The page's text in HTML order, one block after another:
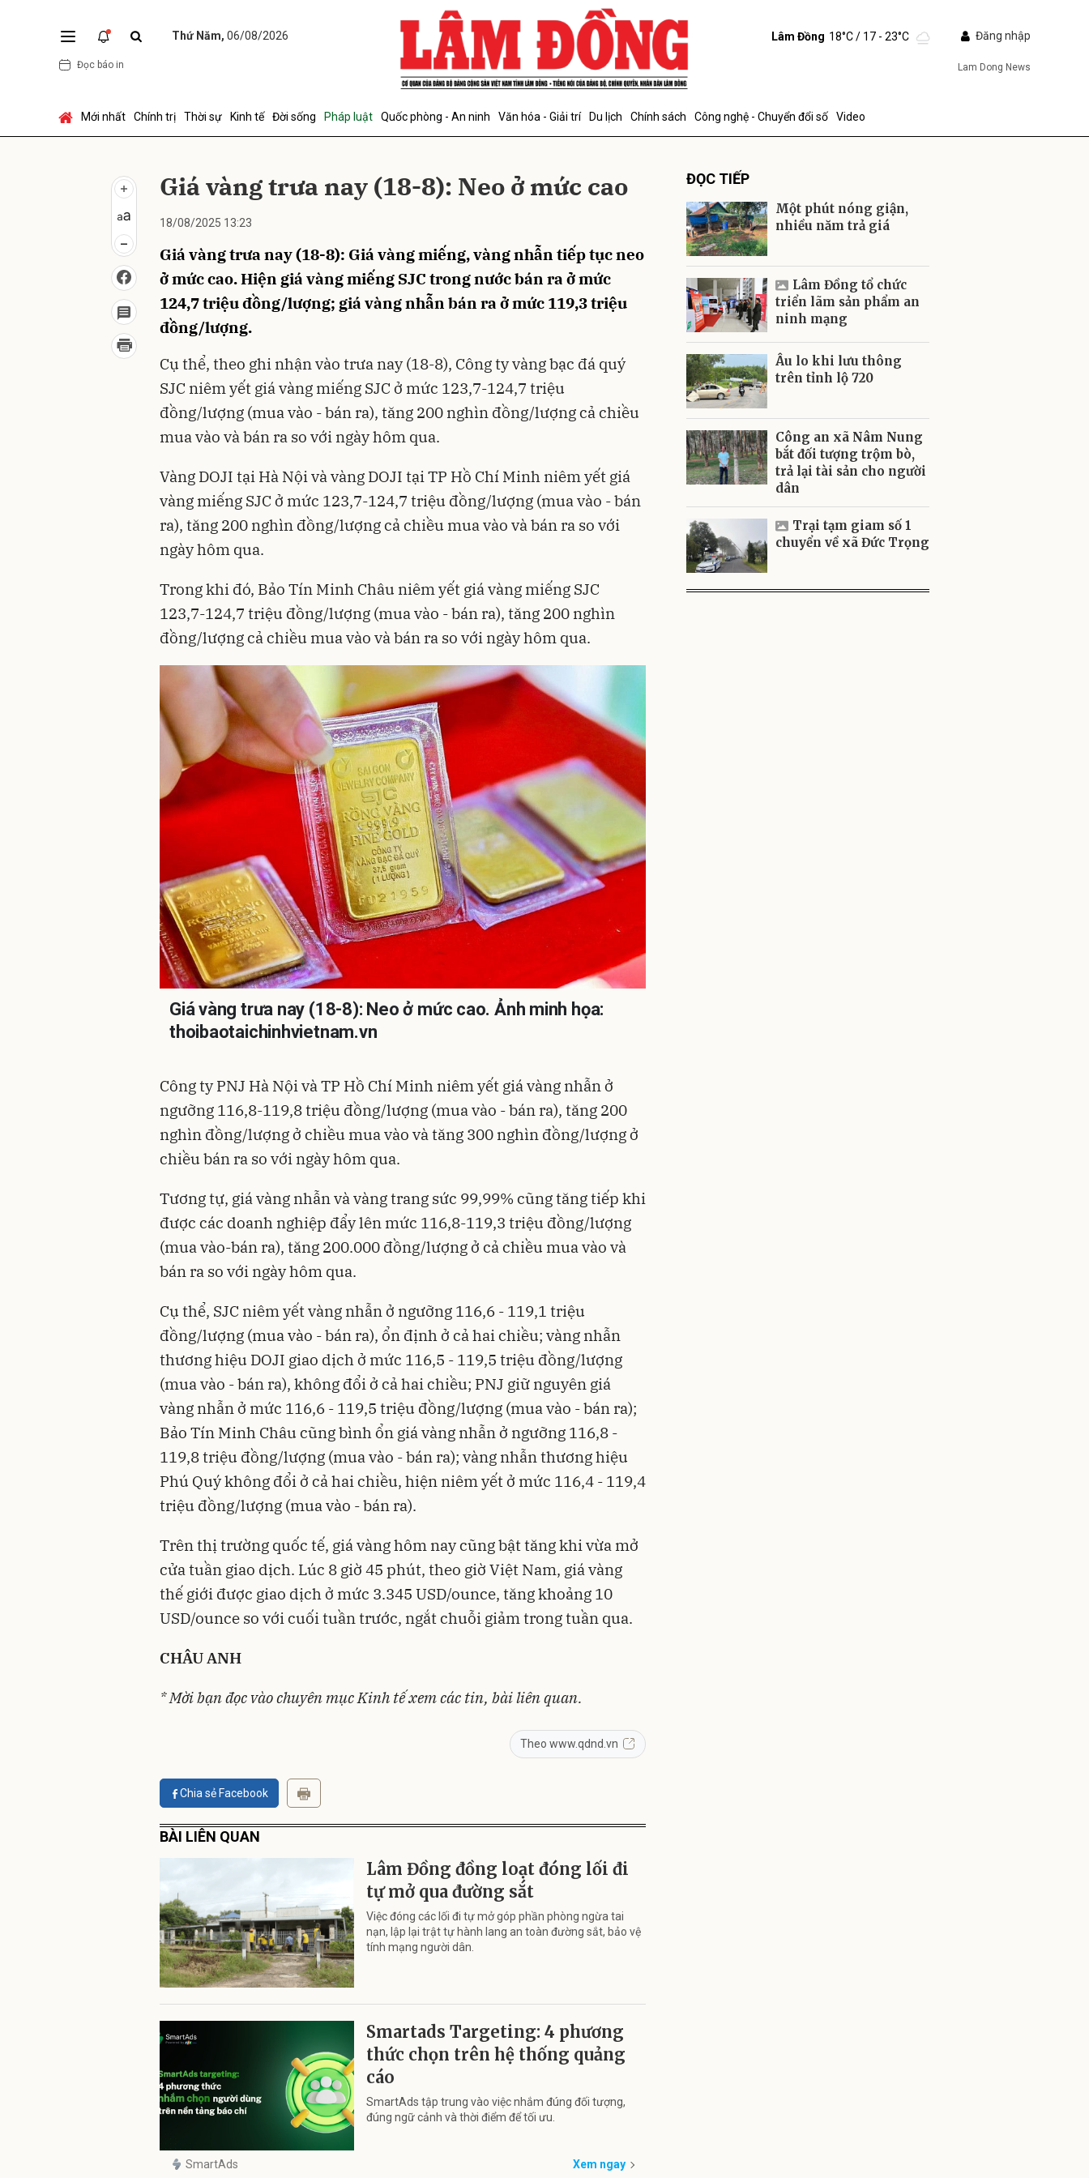
Thứ Năm, 06/08/2026
Đọc báo in
Lâm Đồng 18°C/ 17 - 23°C Đăng nhập
Lam Dong News
Mới nhất Chính trị Thời sự Kinh tế Đời sống Pháp luật Quốc phòng - An ninh Văn hóa - Giải trí Du lịch Chính sách Công nghệ - Chuyển đổi số Video
Giá vàng trưa nay (18-8): Neo ở mức cao
18/08/2025 13:23
Giá vàng trưa nay (18-8): Giá vàng miếng, vàng nhẫn tiếp tục neo
ở mức cao. Hiện giá vàng miếng SJC trong nước bán ra ở mức
124,7 triệu đồng/lượng; giá vàng nhẫn bán ra ở mức 119,3 triệu
đồng/lượng.
Cụ thể, theo ghi nhận vào trưa nay (18-8), Công ty vàng bạc đá quý
SJC niêm yết giá vàng miếng SJC ở mức 123,7-124,7 triệu
đồng/lượng (mua vào - bán ra), tăng 200 nghìn đồng/lượng cả chiều
mua vào và bán ra so với ngày hôm qua.
Vàng DOJI tại Hà Nội và vàng DOJI tại TP Hồ Chí Minh niêm yết giá
vàng miếng SJC ở mức 123,7-124,7 triệu đồng/lượng (mua vào - bán
ra), tăng 200 nghìn đồng/lượng cả chiều mua vào và bán ra so với
ngày hôm qua.
Trong khi đó, Bảo Tín Minh Châu niêm yết giá vàng miếng SJC
123,7-124,7 triệu đồng/lượng (mua vào - bán ra), tăng 200 nghìn
đồng/lượng cả chiều mua vào và bán ra so với ngày hôm qua.
Giá vàng trưa nay (18-8): Neo ở mức cao. Ảnh minh họa:
thoibaotaichinhvietnam.vn
Công ty PNJ Hà Nội và TP Hồ Chí Minh niêm yết giá vàng nhẫn ở
ngưỡng 116,8-119,8 triệu đồng/lượng (mua vào - bán ra), tăng 200
nghìn đồng/lượng ở chiều mua vào và tăng 300 nghìn đồng/lượng ở
chiều bán ra so với ngày hôm qua.
Tương tự, giá vàng nhẫn và vàng trang sức 99,99% cũng tăng tiếp khi
được các doanh nghiệp đẩy lên mức 116,8-119,3 triệu đồng/lượng
(mua vào-bán ra), tăng 200.000 đồng/lượng ở cả chiều mua vào và
bán ra so với ngày hôm qua.
Cụ thể, SJC niêm yết vàng nhẫn ở ngưỡng 116,6 - 119,1 triệu
đồng/lượng (mua vào - bán ra), ổn định ở cả hai chiều; vàng nhẫn
thương hiệu DOJI giao dịch ở mức 116,5 - 119,5 triệu đồng/lượng
(mua vào - bán ra), không đổi ở cả hai chiều; PNJ giữ nguyên giá
vàng nhẫn ở mức 116,6 - 119,5 triệu đồng/lượng (mua vào - bán ra);
Bảo Tín Minh Châu cũng bình ổn giá vàng nhẫn ở ngưỡng 116,8 -
119,8 triệu đồng/lượng (mua vào - bán ra); vàng nhẫn thương hiệu
Phú Quý không đổi ở cả hai chiều, hiện niêm yết ở mức 116,4 - 119,4
triệu đồng/lượng (mua vào - bán ra).
Trên thị trường quốc tế, giá vàng hôm nay cũng bật tăng khi vừa mở
cửa tuần giao dịch. Lúc 8 giờ 45 phút, theo giờ Việt Nam, giá vàng
thế giới được giao dịch ở mức 3.345 USD/ounce, tăng khoảng 10
USD/ounce so với cuối tuần trước, ngắt chuỗi giảm trong tuần qua.
CHÂU ANH
* Mời bạn đọc vào chuyên mụcKinh tếxem các tin, bài liên quan.
Theo www.qdnd.vn
Chia sẻ Facebook
BÀI LIÊN QUAN
Lâm Đồng đồng loạt đóng lối đi
tự mở qua đường sắt
Việc đóng các lối đi tự mở góp phần phòng ngừa tai
nạn, lập lại trật tự hành lang an toàn đường sắt, bảo vệ
tính mạng người dân.
Smartads Targeting: 4 phương
thức chọn trên hệ thống quảng
cáo
SmartAds tập trung vào việc nhắm đúng đối tượng,
đúng ngữ cảnh và thời điểm để tối ưu.
SmartAds Xem ngay
ĐỌC TIẾP
Một phút nóng giận,
nhiều năm trả giá
Lâm Đồng tổ chức
triển lãm sản phẩm an
ninh mạng
Âu lo khi lưu thông
trên tỉnh lộ 720
Công an xã Nâm Nung
bắt đối tượng trộm bò,
trả lại tài sản cho người
dân
Trại tạm giam số 1
chuyển về xã Đức Trọng
Gửi bình luận
Gửi